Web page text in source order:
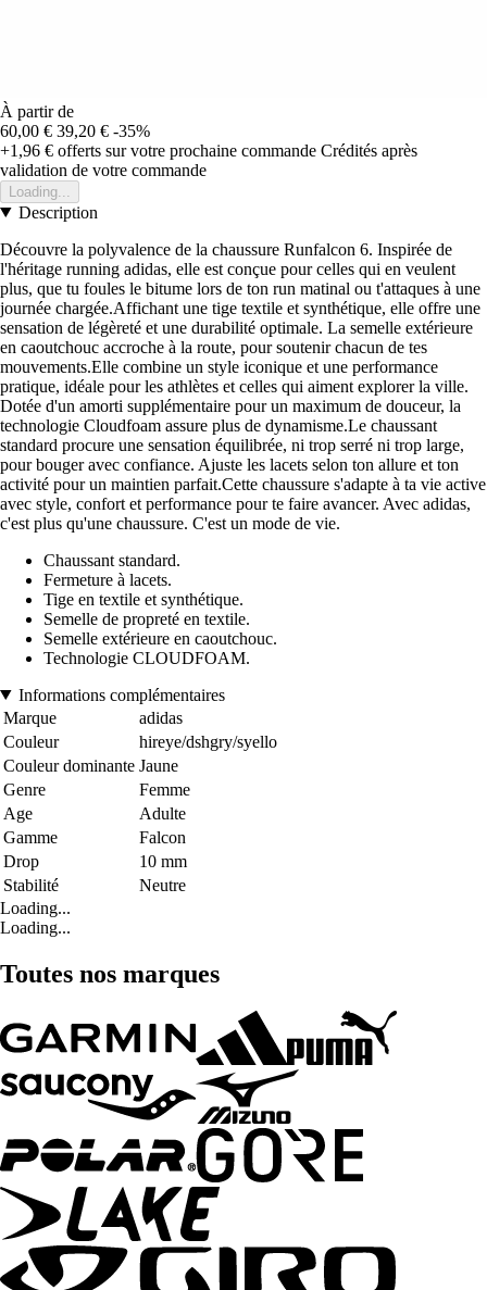
À partir de
60,00 € 39,20 € -35%
+1,96 € offerts sur votre prochaine commande Crédités après
validation de votre commande
Loading...
Description
Découvre la polyvalence de la chaussure Runfalcon 6. Inspirée de
l'héritage running adidas, elle est conçue pour celles qui en veulent
plus, que tu foules le bitume lors de ton run matinal ou t'attaques à une
journée chargée.Affichant une tige textile et synthétique, elle offre une
sensation de légèreté et une durabilité optimale. La semelle extérieure
en caoutchouc accroche à la route, pour soutenir chacun de tes
mouvements.Elle combine un style iconique et une performance
pratique, idéale pour les athlètes et celles qui aiment explorer la ville.
Dotée d'un amorti supplémentaire pour un maximum de douceur, la
technologie Cloudfoam assure plus de dynamisme.Le chaussant
standard procure une sensation équilibrée, ni trop serré ni trop large,
pour bouger avec confiance. Ajuste les lacets selon ton allure et ton
activité pour un maintien parfait.Cette chaussure s'adapte à ta vie active
avec style, confort et performance pour te faire avancer. Avec adidas,
c'est plus qu'une chaussure. C'est un mode de vie.
Chaussant standard.
Fermeture à lacets.
Tige en textile et synthétique.
Semelle de propreté en textile.
Semelle extérieure en caoutchouc.
Technologie CLOUDFOAM.
Informations complémentaires
Marque
adidas
Couleur
hireye/dshgry/syello
Couleur dominante Jaune
Genre
Femme
Age
Adulte
Gamme
Falcon
Drop
10 mm
Stabilité
Neutre
Loading...
Loading...
Toutes nos marques